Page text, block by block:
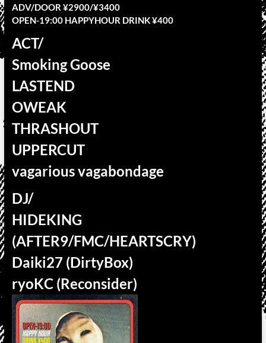
ADV/DOOR ¥2900/¥3400
OPEN-19:00 HAPPYHOUR DRINK ¥400
ACT/
Smoking Goose
LASTEND
OWEAK
THRASHOUT
UPPERCUT
vagarious vagabondage
DJ/
HIDEKING
(AFTER9/FMC/HEARTSCRY)
Daiki27 (DirtyBox)
ryoKC (Reconsider)